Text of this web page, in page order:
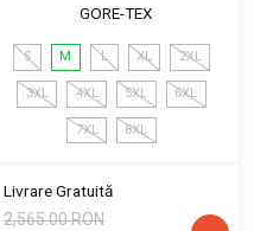
GORE-TEX
S M L XL 2XL
3XL 4XL 5XL 6XL
7XL 8XL
Livrare Gratuită
2,565.00 RON